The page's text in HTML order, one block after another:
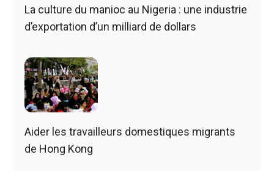
La culture du manioc au Nigeria : une industrie
d’exportation d’un milliard de dollars
Aider les travailleurs domestiques migrants
de Hong Kong